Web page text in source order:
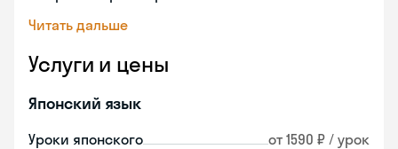
Читать дальше
Услуги и цены
Японский язык
Уроки японского от 1590 ₽ / урок